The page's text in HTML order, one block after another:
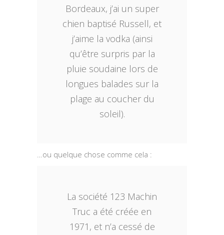
Bordeaux, j’ai un super
chien baptisé Russell, et
j’aime la vodka (ainsi
qu’être surpris par la
pluie soudaine lors de
longues balades sur la
plage au coucher du
soleil).
…ou quelque chose comme cela :
La société 123 Machin
Truc a été créée en
1971, et n’a cessé de